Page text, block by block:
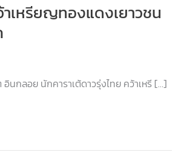
าเหรียญทองแดงเยาวชน
นกลอย นักคาราเต้ดาวรุ่งไทย คว้าเหรี […]